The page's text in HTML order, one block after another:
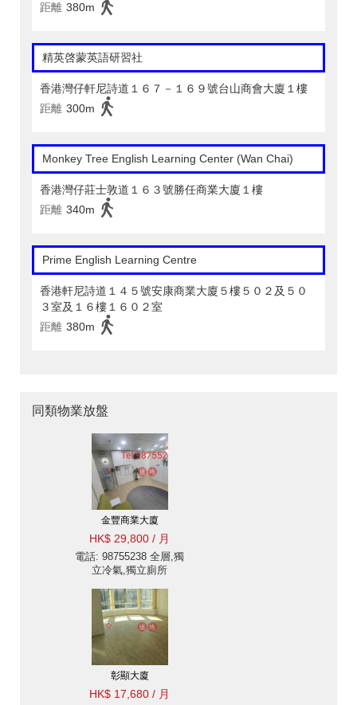
距離 380m
精英啓蒙英語研習社
香港灣仔軒尼詩道１６７－１６９號台山商會大廈１樓
距離 300m
Monkey Tree English Learning Center (Wan Chai)
香港灣仔莊士敦道１６３號勝任商業大廈１樓
距離 340m
Prime English Learning Centre
香港軒尼詩道１４５號安康商業大廈５樓５０２及５０
３室及１６樓１６０２室
距離 380m
同類物業放盤
金豐商業大廈
HK$ 29,800 / 月
電話: 98755238 全層,獨
立冷氣,獨立廁所
彰顯大廈
HK$ 17,680 / 月